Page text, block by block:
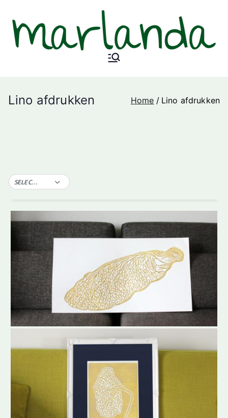
naar
inhoud
Marlanda.n
Lino afdrukken Home Lino afdrukken
SELECTEER TAG